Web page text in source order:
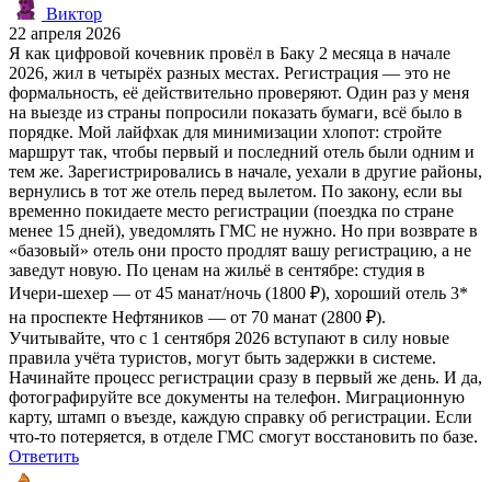
Виктор
22 апреля 2026
Я как цифровой кочевник провёл в Баку 2 месяца в начале
2026, жил в четырёх разных местах. Регистрация — это не
формальность, её действительно проверяют. Один раз у меня
на выезде из страны попросили показать бумаги, всё было в
порядке. Мой лайфхак для минимизации хлопот: стройте
маршрут так, чтобы первый и последний отель были одним и
тем же. Зарегистрировались в начале, уехали в другие районы,
вернулись в тот же отель перед вылетом. По закону, если вы
временно покидаете место регистрации (поездка по стране
менее 15 дней), уведомлять ГМС не нужно. Но при возврате в
«базовый» отель они просто продлят вашу регистрацию, а не
заведут новую. По ценам на жильё в сентябре: студия в
Ичери-шехер — от 45 манат/ночь (1800 ₽), хороший отель 3*
на проспекте Нефтяников — от 70 манат (2800 ₽).
Учитывайте, что с 1 сентября 2026 вступают в силу новые
правила учёта туристов, могут быть задержки в системе.
Начинайте процесс регистрации сразу в первый же день. И да,
фотографируйте все документы на телефон. Миграционную
карту, штамп о въезде, каждую справку об регистрации. Если
что-то потеряется, в отделе ГМС смогут восстановить по базе.
Ответить